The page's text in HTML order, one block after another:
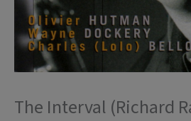
The Interval (Richard